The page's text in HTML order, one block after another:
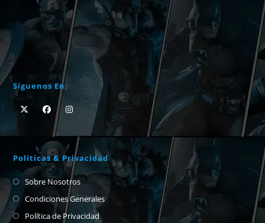
Síguenos En:
Políticas & Privacidad
Sobre Nosotros
Condiciones Generales
Política de Privacidad